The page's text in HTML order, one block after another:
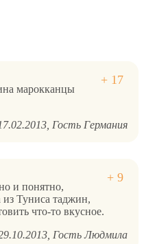
марокканцы
Гость Германия
и понятно,
из Туниса таджин,
что-то вкусное.
Гость Людмила